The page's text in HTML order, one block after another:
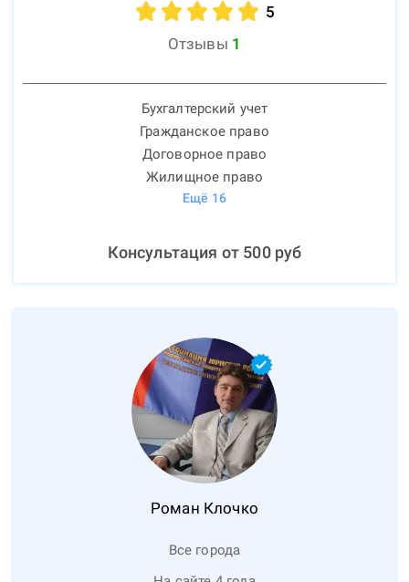
5
Отзывы 1
Бухгалтерский учет
Гражданское право
Договорное право
Жилищное право
Ещё 16
Консультация от 500руб
Роман Клочко
Все города